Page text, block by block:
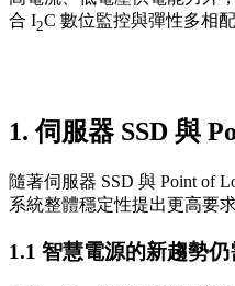
合 I2C 數位監控與彈性多相
1. 伺服器 SSD 與
隨著伺服器 SSD 與 Point of
系統整體穩定性提出更高要
1.1 智慧電源的新趨勢